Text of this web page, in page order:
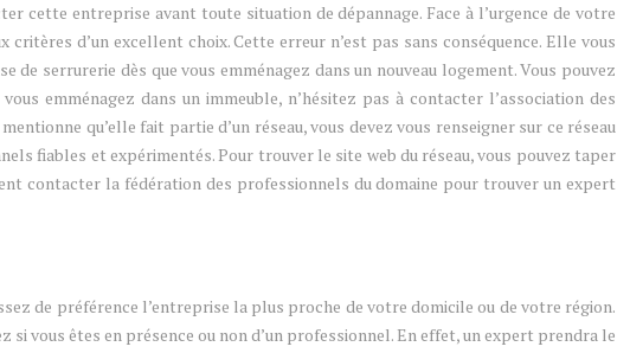
cette entreprise avant toute situation de dépannage. Face à l’urgence de votre
d’un excellent choix. Cette erreur n’est pas sans conséquence. Elle vous
serrurerie dès que vous emménagez dans un nouveau logement. Vous pouvez
emménagez dans un immeuble, n’hésitez pas à contacter l’association des
qu’elle fait partie d’un réseau, vous devez vous renseigner sur ce réseau
fiables et expérimentés. Pour trouver le site web du réseau, vous pouvez taper
contacter la fédération des professionnels du domaine pour trouver un expert
de préférence l’entreprise la plus proche de votre domicile ou de votre région.
vous êtes en présence ou non d’un professionnel. En effet, un expert prendra le